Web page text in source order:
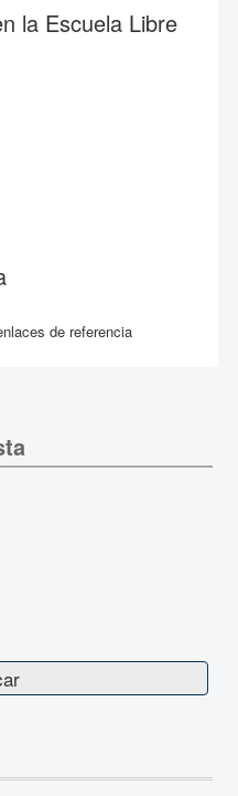
la Escuela Libre
de referencia